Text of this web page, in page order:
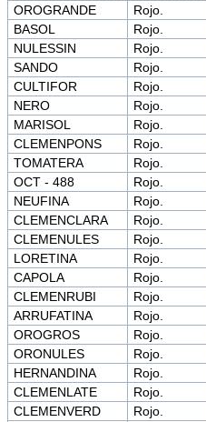
OROGRANDE
Rojo.
BASOL
Rojo.
NULESSIN
Rojo.
SANDO
Rojo.
CULTIFOR
Rojo.
NERO
Rojo.
MARISOL
Rojo.
CLEMENPONS
Rojo.
TOMATERA
Rojo.
OCT - 488
Rojo.
NEUFINA
Rojo.
CLEMENCLARA
Rojo.
CLEMENULES
Rojo.
LORETINA
Rojo.
CAPOLA
Rojo.
CLEMENRUBI
Rojo.
ARRUFATINA
Rojo.
OROGROS
Rojo.
ORONULES
Rojo.
HERNANDINA
Rojo.
CLEMENLATE
Rojo.
CLEMENVERD
Rojo.